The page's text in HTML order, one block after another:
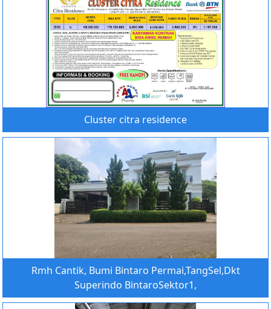
Cluster citra residence
Rmh Cantik, Bumi Bintaro Permai,TangSel,Dkt
Superindo BintaroSektor1,